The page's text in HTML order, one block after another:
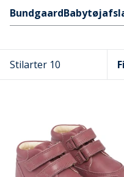
Hurtige links
BundgaardBabytøj
Stilarter 10